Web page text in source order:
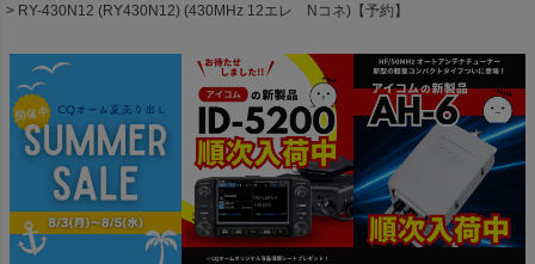
RY-430N12 (RY430N12) (430MHz 12エレ Nコネ)【予約】